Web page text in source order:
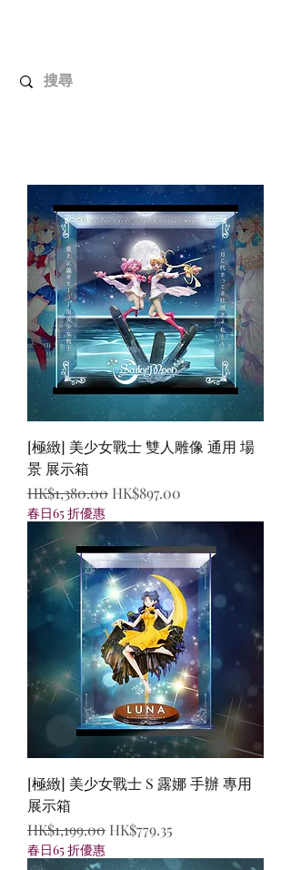
[極緻] 美少女戰士 雙人雕像 通用 場
景 展示箱
一般價格
HK$1,380.00 促銷價格
HK$897.00
春日65 折優惠
[極緻] 美少女戰士 S 露娜 手辦 專用
展示箱
一般價格
HK$1,199.00 促銷價格
HK$779.35
春日65 折優惠